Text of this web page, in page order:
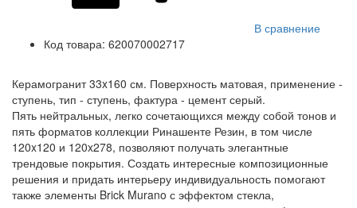
В сравнение
Код товара: 620070002717
Керамогранит 33x160 см. Поверхность матовая, применение -
ступень, тип - ступень, фактура - цемент серый.
Пять нейтральных, легко сочетающихся между собой тонов и
пять форматов коллекции Ринашенте Резин, в том числе
120x120 и 120x278, позволяют получать элегантные
трендовые покрытия. Создать интересные композиционные
решения и придать интерьеру индивидуальность помогают
также элементы Brick Murano с эффектом стекла,